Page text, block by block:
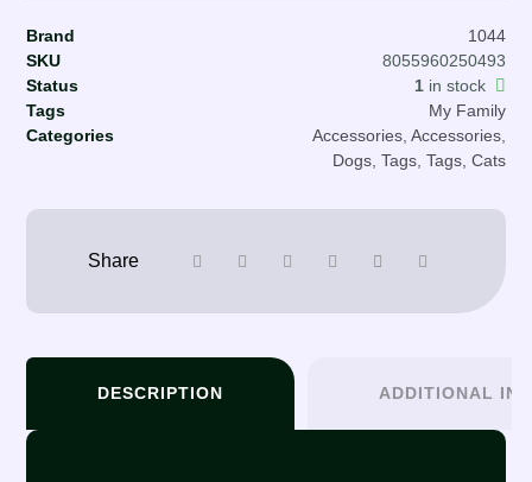
Brand
1044
SKU
8055960250493
Status
1in stock
Tags
My Family
Categories
Accessories, Accessories,
Dogs, Tags, Tags, Cats
DESCRIPTION ADDITIONAL